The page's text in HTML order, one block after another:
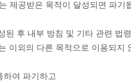
제공받은 목적이 달성되면 파기
후 내부 방침 및 기타 관련
이외의 다른 목적으로 이용되지
하여 파기하고